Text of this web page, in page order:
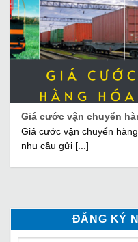
Giá cước vận chuyển
Giá cước vận chuyển
nhu cầu gửi [...]
ĐĂNG KÝ